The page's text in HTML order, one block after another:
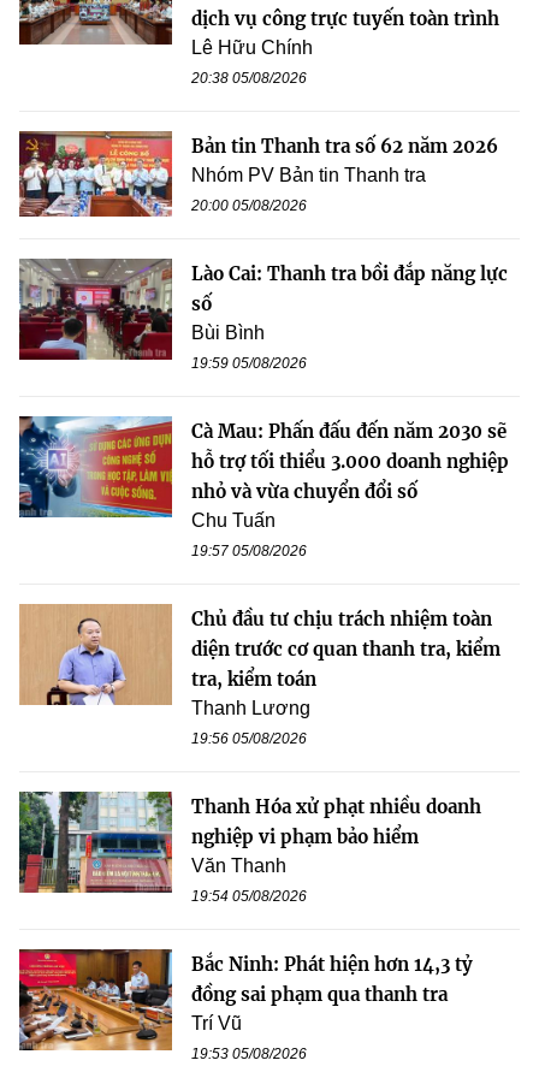
dịch vụ công trực tuyến toàn trình
Lê Hữu Chính
20:38 05/08/2026
Bản tin Thanh tra số 62 năm 2026
Nhóm PV Bản tin Thanh tra
20:00 05/08/2026
Lào Cai: Thanh tra bồi đắp năng lực
số
Bùi Bình
19:59 05/08/2026
Cà Mau: Phấn đấu đến năm 2030 sẽ
hỗ trợ tối thiểu 3.000 doanh nghiệp
nhỏ và vừa chuyển đổi số
Chu Tuấn
19:57 05/08/2026
Chủ đầu tư chịu trách nhiệm toàn
diện trước cơ quan thanh tra, kiểm
tra, kiểm toán
Thanh Lương
19:56 05/08/2026
Thanh Hóa xử phạt nhiều doanh
nghiệp vi phạm bảo hiểm
Văn Thanh
19:54 05/08/2026
Bắc Ninh: Phát hiện hơn 14,3 tỷ
đồng sai phạm qua thanh tra
Trí Vũ
19:53 05/08/2026